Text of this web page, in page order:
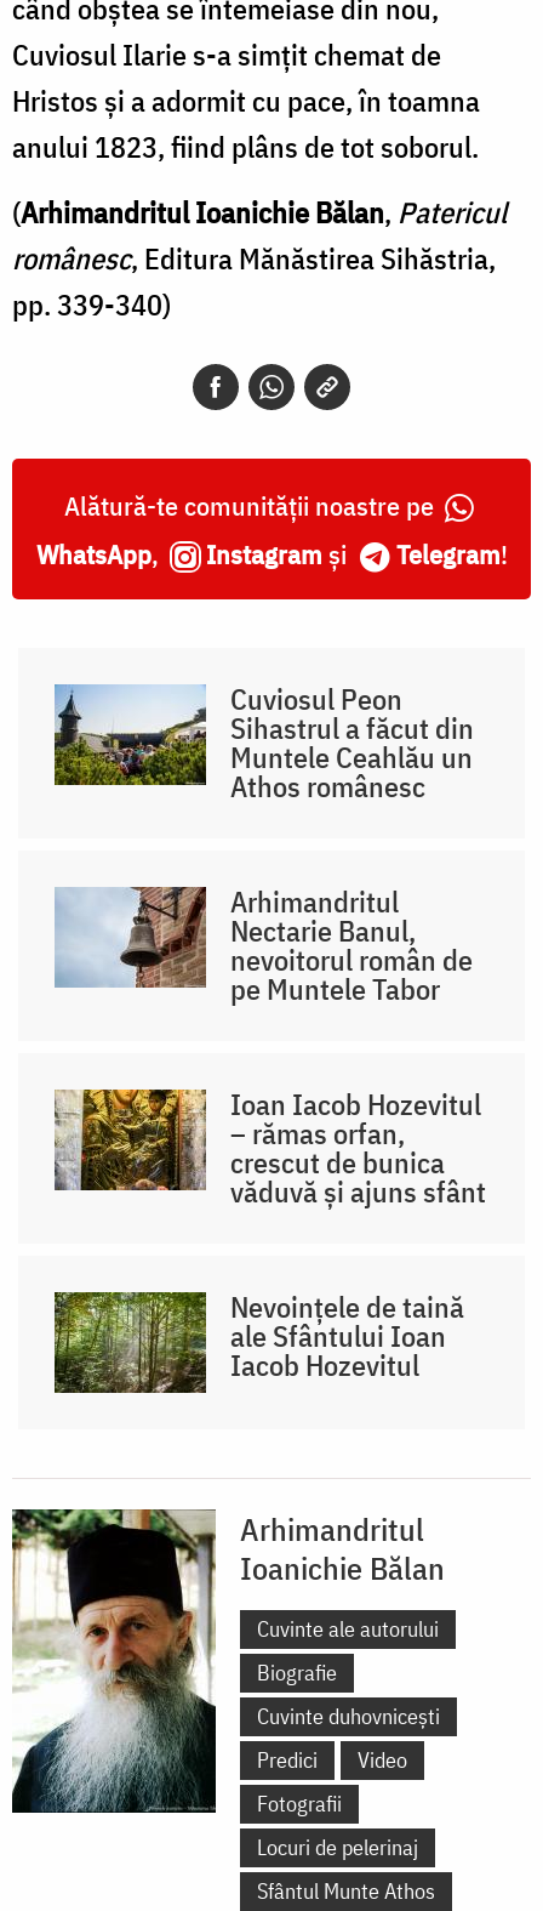
când obştea se întemeiase din nou,
Cuviosul Ilarie s-a simţit chemat de
Hristos şi a adormit cu pace, în toamna
anului 1823, fiind plâns de tot soborul.
(Arhimandritul Ioanichie Bălan, Patericul
românesc, Editura Mănăstirea Sihăstria,
pp. 339-340)
Alătură-te comunității noastre pe
WhatsApp, Instagram și Telegram!
Cuviosul Peon
Sihastrul a făcut din
Muntele Ceahlău un
Athos românesc
Arhimandritul
Nectarie Banul,
nevoitorul român de
pe Muntele Tabor
Ioan Iacob Hozevitul
– rămas orfan,
crescut de bunica
văduvă și ajuns sfânt
Nevoințele de taină
ale Sfântului Ioan
Iacob Hozevitul
Arhimandritul
Ioanichie Bălan
Cuvinte ale autorului
Biografie
Cuvinte duhovnicești
Predici
Video
Fotografii
Locuri de pelerinaj
Sfântul Munte Athos